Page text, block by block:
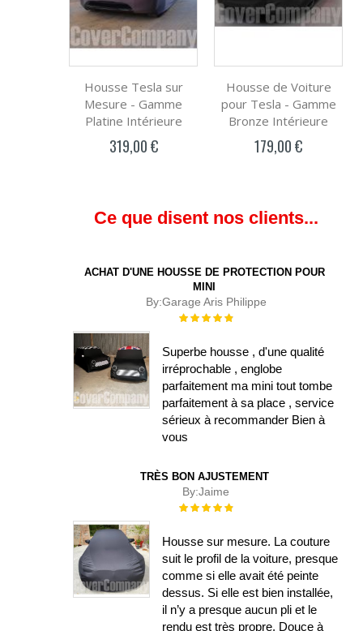
Housse Tesla sur
Mesure - Gamme
Platine Intérieure
319,00 €
Housse de Voiture
pour Tesla - Gamme
Bronze Intérieure
179,00 €
Ce que disent nos clients...
ACHAT D'UNE HOUSSE DE PROTECTION POUR
MINI
By:Garage Aris Philippe
Évaluation :
Superbe housse , d'une qualité
irréprochable , englobe
parfaitement ma mini tout tombe
parfaitement à sa place , service
sérieux à recommander Bien à
vous
TRÈS BON AJUSTEMENT
By:Jaime
Évaluation :
Housse sur mesure. La couture
suit le profil de la voiture, presque
comme si elle avait été peinte
dessus. Si elle est bien installée,
il n’y a presque aucun pli et le
rendu est très propre. Douce à